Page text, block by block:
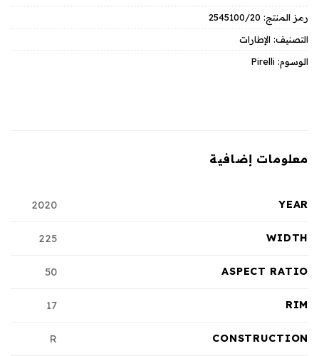
رمز المنتج: 2545100/20
التصنيف: الإطارات
الوسوم: Pirelli
معلومات إضافية
YEAR
2020
WIDTH
225
ASPECT RATIO
50
RIM
17
CONSTRUCTION
R